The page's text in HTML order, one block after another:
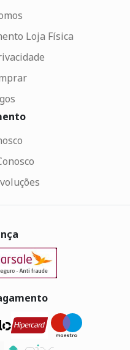
Loja Física